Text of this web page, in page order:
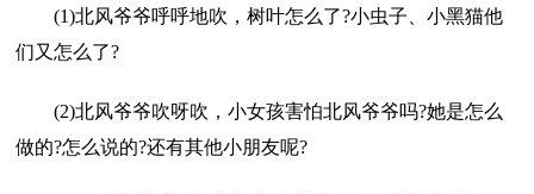
(1)北风爷爷呼呼地吹，树叶怎么了?小虫子、小黑猫他
们又怎么了?
(2)北风爷爷吹呀吹，小女孩害怕北风爷爷吗?她是怎么
做的?怎么说的?还有其他小朋友呢?